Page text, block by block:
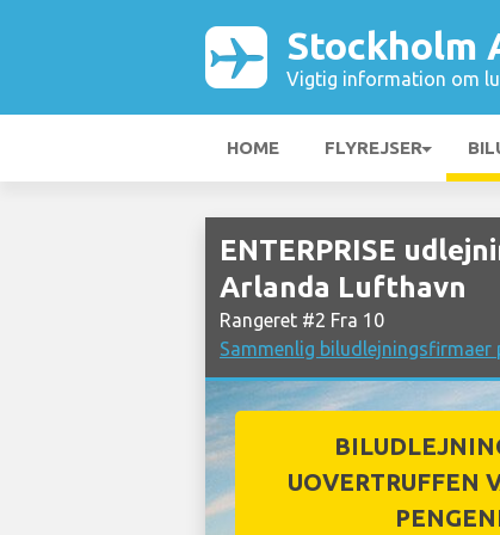
Stockholm
Vigtig information om
HOME FLYREJSER
ENTERPRISE
Arlanda Lufthavn
Rangeret #2 Fra 10
Sammenlig
UOVERTRUFFEN